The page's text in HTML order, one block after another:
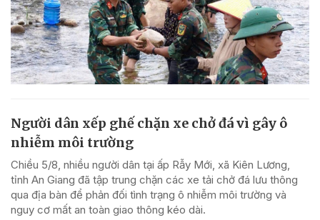
Người dân xếp ghế chặn xe chở đá vì gây ô
nhiễm môi trường
Chiều 5/8, nhiều người dân tại ấp Rẫy Mới, xã Kiên Lương,
tỉnh An Giang đã tập trung chặn các xe tải chở đá lưu thông
qua địa bàn để phản đối tình trạng ô nhiễm môi trường và
nguy cơ mất an toàn giao thông kéo dài.